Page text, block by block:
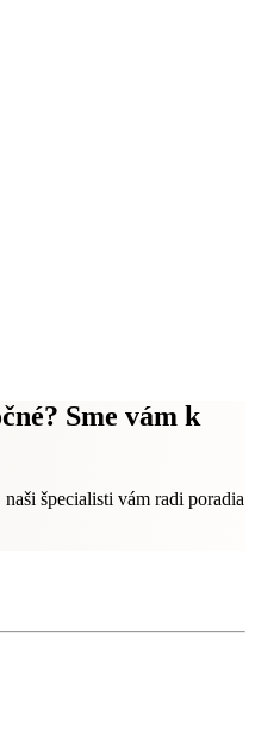
Sme vám k
špecialisti vám radi poradia